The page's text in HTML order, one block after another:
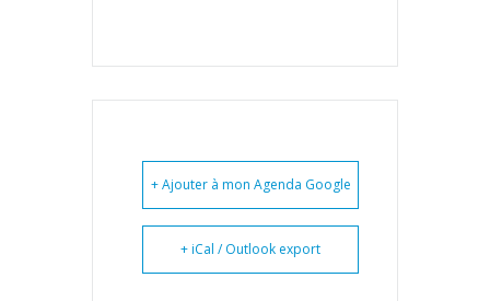
+ Ajouter à mon Agenda Google
+ iCal / Outlook export